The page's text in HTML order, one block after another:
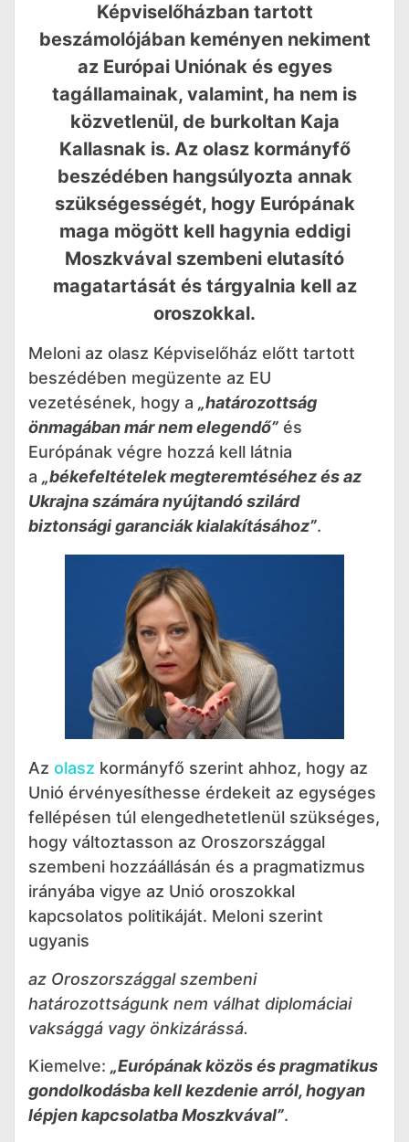
Képviselőházban tartott
beszámolójában keményen nekiment
az Európai Uniónak és egyes
tagállamainak, valamint, ha nem is
közvetlenül, de burkoltan Kaja
Kallasnak is. Az olasz kormányfő
beszédében hangsúlyozta annak
szükségességét, hogy Európának
maga mögött kell hagynia eddigi
Moszkvával szembeni elutasító
magatartását és tárgyalnia kell az
oroszokkal.
Meloni az olasz Képviselőház előtt tartott
beszédében megüzente az EU
vezetésének, hogy a „határozottság
önmagában már nem elegendő” és
Európának végre hozzá kell látnia
a „békefeltételek megteremtéséhez és az
Ukrajna számára nyújtandó szilárd
biztonsági garanciák kialakításához”.
Az olasz kormányfő szerint ahhoz, hogy az
Unió érvényesíthesse érdekeit az egységes
fellépésen túl elengedhetetlenül szükséges,
hogy változtasson az Oroszországgal
szembeni hozzáállásán és a pragmatizmus
irányába vigye az Unió oroszokkal
kapcsolatos politikáját. Meloni szerint
ugyanis
az Oroszországgal szembeni
határozottságunk nem válhat diplomáciai
vaksággá vagy önkizárássá.
Kiemelve: „Európának közös és pragmatikus
gondolkodásba kell kezdenie arról, hogyan
lépjen kapcsolatba Moszkvával”.